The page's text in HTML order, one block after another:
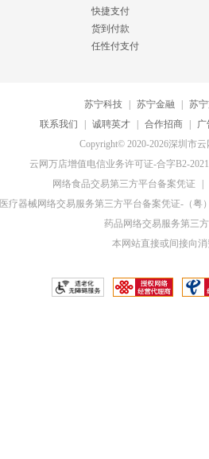
快捷支付
货到付款
任性付支付
苏宁科技 苏宁金融
苏
联系我们
诚聘英才 合作招商
广
Copyright© 2020-2026深圳市
云网万店增值电信业务许可证-合字B2-
网络食品交易第三方平台备案凭证
医疗器械网络交易服务第三方平台备案凭证-（粤
药品网络交易服务第三
本网站直接或间接向